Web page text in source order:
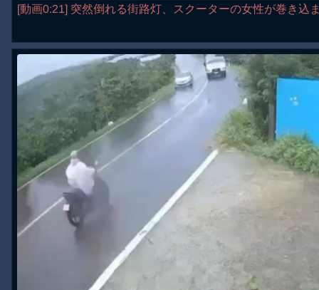
[動画0:21] 突然倒れる街路灯、スクーターの女性が巻き込